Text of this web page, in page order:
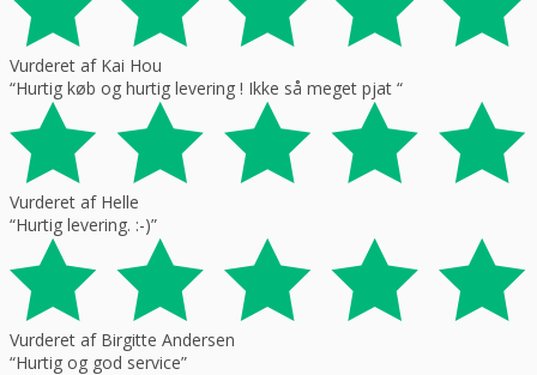
Vurderet af Kai Hou
“Hurtig køb og hurtig levering ! Ikke så meget pjat “
Vurderet af Helle
“Hurtig levering. :-)”
Vurderet af Birgitte Andersen
“Hurtig og god service”